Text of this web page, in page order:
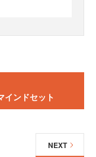
インドセット
NEXT